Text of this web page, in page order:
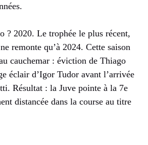
? 2020. Le trophée le plus récent,
remonte qu’à 2024. Cette saison
cauchemar : éviction de Thiago
éclair d’Igor Tudor avant l’arrivée
Résultat : la Juve pointe à la 7e
distancée dans la course au titre